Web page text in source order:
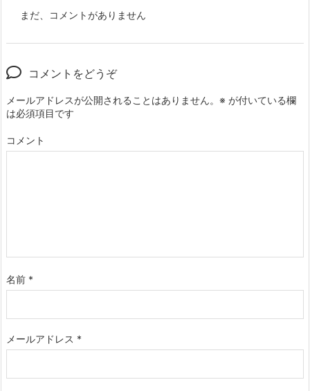
まだ、コメントがありません
コメントをどうぞ
メールアドレスが公開されることはありません。 ※ が付いている欄
は必須項目です
コメント
名前 *
メールアドレス *